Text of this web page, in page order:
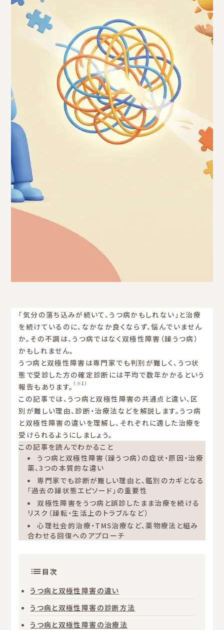
「気分の落ち込みが続いて、うつ病かもしれない」と治療
を続けているのに、なかなか良くならず、悩んでいません
か。その不調は、うつ病ではなく双極性障害（躁うつ病）
かもしれません。
うつ病と双極性障害は専門家でも判別が難しく、うつ状
態で受診した方の確定診断には平均で数年かかるという
報告もあります。 （※1）
この記事では、うつ病と双極性障害の共通点と違い、区
別が難しい理由、診断・治療法などを解説します。うつ病
と双極性障害の違いを理解し、それぞれに適した治療を
受けられるようにしましょう。
この記事を読んでわかること
うつ病と双極性障害（躁うつ病）の症状・原因・治療
薬、3つの本質的な違い
専門家でも診断が難しい理由と、鑑別のカギとなる
「過去の躁状態エピソード」の重要性
双極性障害をうつ病と誤診したまま治療を続ける
リスク（躁転・生活上のトラブルなど）
心理社会的治療・TMS治療など、薬物療法と組み
合わせる回復へのアプローチ
目次
うつ病と双極性障害の違い
うつ病と双極性障害の診断方法
うつ病と双極性障害の治療法